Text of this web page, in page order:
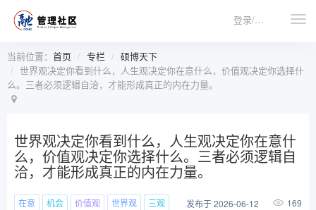
登录/注册
当前位置： 首页 专栏
硕博天下
世界观决定你看到什么，人生观决定你在意什么，价值观决定你选择什
么。三者必须逻辑自洽，才能形成真正的内在力量。
世界观决定你看到什么，人生观决定你在意什
么，价值观决定你选择什么。三者必须逻辑自
洽，才能形成真正的内在力量。
在意 机会 价值观 世界观 三观 发布于 2026-06-12 169